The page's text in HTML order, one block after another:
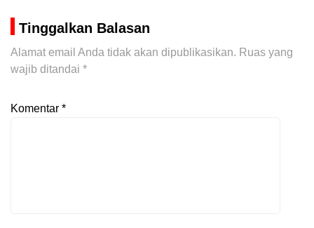
Tinggalkan Balasan
Alamat email Anda tidak akan dipublikasikan. Ruas yang
wajib ditandai *
Komentar *